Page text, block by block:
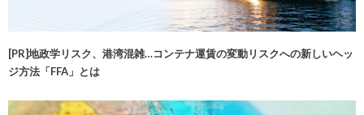
[PR]地政学リスク、港湾混雑…コンテナ運賃の変動リスクへの新しいヘッ
ジ方法「FFA」とは